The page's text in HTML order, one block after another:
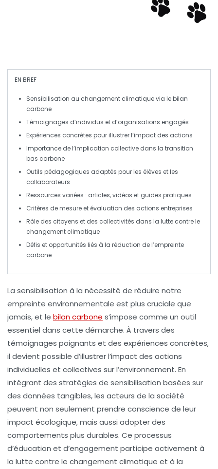
EN BREF
Sensibilisation au changement climatique via lebilan
carbone
Témoignages d’individus et d’organisations engagés
Expériences concrètes pour illustrer l’impact des actions
Importance de l’implication collective dans la transition
bas carbone
Outils pédagogiques adaptés pour les élèves et les
collaborateurs
Ressources variées : articles, vidéos et guides pratiques
Critères de mesure et évaluation des actions entreprises
Rôle des citoyens et des collectivités dans la lutte contre le
changement climatique
Défis et opportunités liés à la réduction de l’empreinte
carbone
La sensibilisation à la nécessité de réduire notre
empreinte environnementale est plus cruciale que
jamais, et le bilan carbone s’impose comme un outil
essentiel dans cette démarche. À travers des
témoignages poignants et des expériences concrètes,
il devient possible d’illustrer l’impact des actions
individuelles et collectives sur l’environnement. En
intégrant des stratégies de sensibilisation basées sur
des données tangibles, les acteurs de la société
peuvent non seulement prendre conscience de leur
impact écologique, mais aussi adopter des
comportements plus durables. Ce processus
d’éducation et d’engagement participe activement à
la lutte contre le changement climatique et à la